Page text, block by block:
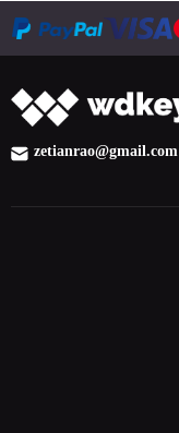
zetianrao@gmail.com